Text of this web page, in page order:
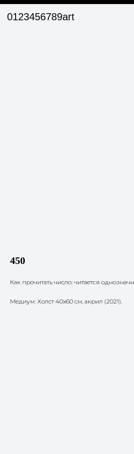
0123456789art
450
Как прочитать число: читается
Медиум: Холст 40х60 см, акрил (2021).